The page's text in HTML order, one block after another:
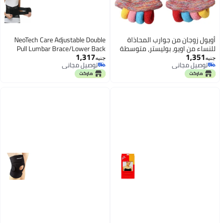
أويول زوجان من جوارب المحاذاة
للنساء من اويو، بوليستر، متوسطة
الطول، زهري ملون، تصميم تدليك
مضاد للتشنج للرياضة واليوغا
جنيه1,351
توصيل مجاني
توصيل مجاني
NeoTech Care Adjustable Double
Pull Lumbar Brace/Lower Back
Belt, Black, Size M
جنيه1,317
توصيل مجاني
توصيل مجاني